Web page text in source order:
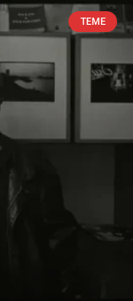
TEME